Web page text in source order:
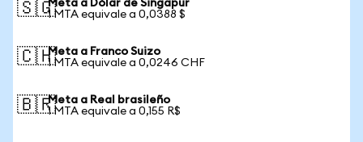
🇸🇬Meta a Dólar de Singapur
1 MTA equivale a 0,0388 $
🇨🇭Meta a Franco Suizo
1 MTA equivale a 0,0246 CHF
🇧🇷Meta a Real brasileño
1 MTA equivale a 0,155 R$